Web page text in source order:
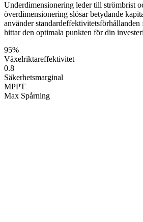
Underdimensionering leder till strömbrist
överdimensionering slösar betydande
använder standardeffektivitetsförhållanden
hittar den optimala punkten för din
95%
Växelriktareffektivitet
0.8
Säkerhetsmarginal
MPPT
Max Spårning